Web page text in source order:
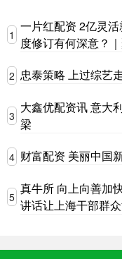
1
一片红配资 2亿灵
度修订有何深意？
2 忠泰策略 上过综艺
3
大鑫优配资讯 意大
梁
4 财富配资 美丽中国
5
真牛所 向上向善加
讲话让上海干部群